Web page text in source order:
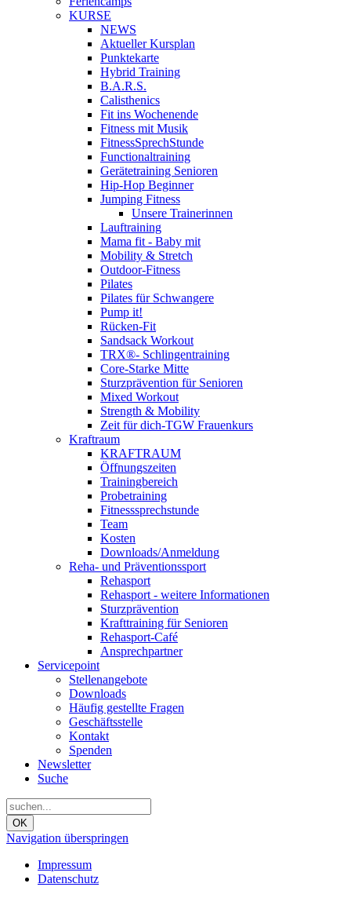
KURSE
NEWS
Aktueller Kursplan
Punktekarte
Hybrid Training
B.A.R.S.
Calisthenics
Fit ins Wochenende
Fitness mit Musik
FitnessSprechStunde
Functionaltraining
Gerätetraining Senioren
Hip-Hop Beginner
Jumping Fitness
Unsere Trainerinnen
Lauftraining
Mama fit - Baby mit
Mobility & Stretch
Outdoor-Fitness
Pilates
Pilates für Schwangere
Pump it!
Rücken-Fit
Sandsack Workout
TRX®- Schlingentraining
Core-Starke Mitte
Sturzprävention für Senioren
Mixed Workout
Strength & Mobility
Zeit für dich-TGW Frauenkurs
Kraftraum
KRAFTRAUM
Öffnungszeiten
Trainingbereich
Probetraining
Fitnesssprechstunde
Team
Kosten
Downloads/Anmeldung
Reha- und Präventionssport
Rehasport
Rehasport - weitere Informationen
Sturzprävention
Krafttraining für Senioren
Rehasport-Café
Ansprechpartner
Servicepoint
Stellenangebote
Downloads
Häufig gestellte Fragen
Geschäftsstelle
Kontakt
Spenden
Newsletter
Suche
OK
Navigation überspringen
Impressum
Datenschutz